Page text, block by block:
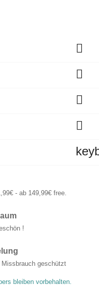




- ab 149,99€ free.
!
geschützt
bleiben vorbehalten.